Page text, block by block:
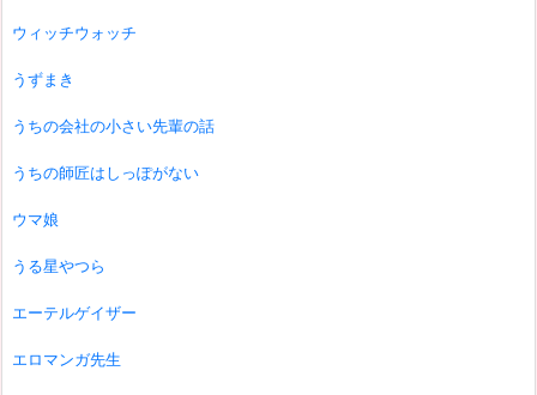
ウィッチウォッチ
うずまき
うちの会社の小さい先輩の話
うちの師匠はしっぽがない
ウマ娘
うる星やつら
エーテルゲイザー
エロマンガ先生